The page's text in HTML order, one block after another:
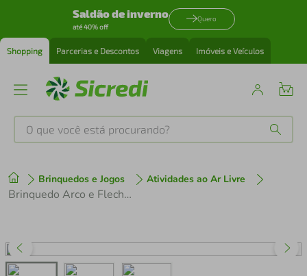
Saldão de inverno
até 40% off
Quero
Shopping Parcerias e Descontos Viagens Imóveis e Veículos
O que você está procurando?
Brinquedos e Jogos Atividades ao Ar Livre
Brinquedo Arco e Flecha Mira Certa Com Luz - Zoop Toys
1º tenis
perfume